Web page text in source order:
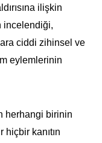
ilişkin
incelendiği,
ciddi zihinsel ve
eylemlerinin
herhangi birinin
kanıtın